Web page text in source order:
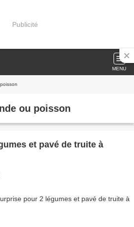
Publicité
MENU
ou poisson
et pavé de truite à